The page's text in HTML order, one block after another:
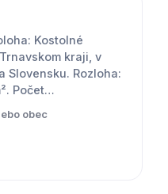
Kostolné
kraji, v
Slovensku. Rozloha:
Počet…
obec